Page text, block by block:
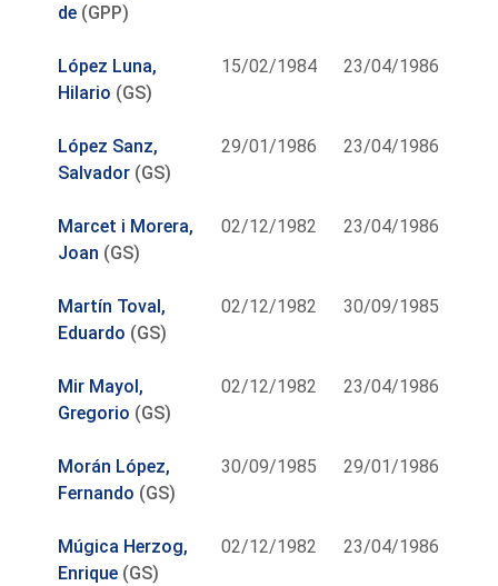
de (GPP)
López Luna,
Hilario (GS)
15/02/1984 23/04/1986
López Sanz,
Salvador (GS)
29/01/1986 23/04/1986
Marcet i Morera,
Joan (GS)
02/12/1982 23/04/1986
Martín Toval,
Eduardo (GS)
02/12/1982 30/09/1985
Mir Mayol,
Gregorio (GS)
02/12/1982 23/04/1986
Morán López,
Fernando (GS)
30/09/1985 29/01/1986
Múgica Herzog,
Enrique (GS)
02/12/1982 23/04/1986